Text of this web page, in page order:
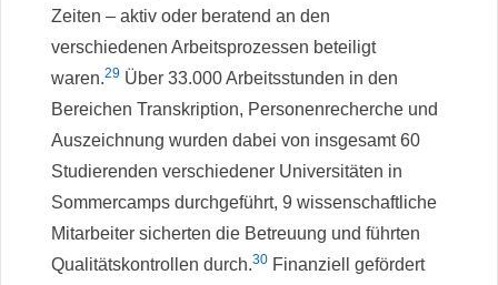
Zeiten – aktiv oder beratend an den
verschiedenen Arbeitsprozessen beteiligt
waren.29 Über 33.000 Arbeitsstunden in den
Bereichen Transkription, Personenrecherche und
Auszeichnung wurden dabei von insgesamt 60
Studierenden verschiedener Universitäten in
Sommercamps durchgeführt, 9 wissenschaftliche
Mitarbeiter sicherten die Betreuung und führten
Qualitätskontrollen durch.30 Finanziell gefördert